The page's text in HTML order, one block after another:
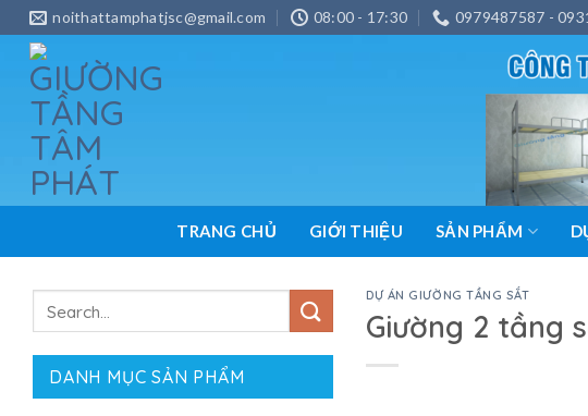
Skip
to
content
noithattamphatjsc@gmail.com 08:00 - 17:30 0979487587 -
TRANG CHỦ GIỚI THIỆU SẢN PHẨM
DANH MỤC SẢN PHẨM
DỰ ÁN GIƯỜNG TẦNG SẮT
Giường 2 tầng